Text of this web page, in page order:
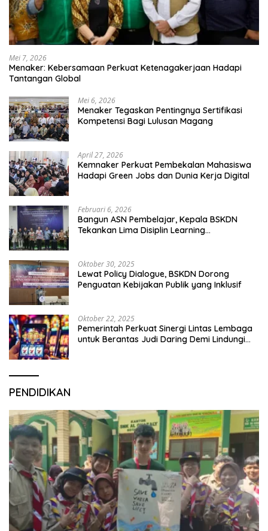
Mei 7, 2026
Menaker: Kebersamaan Perkuat Ketenagakerjaan Hadapi
Tantangan Global
Mei 6, 2026
Menaker Tegaskan Pentingnya Sertifikasi
Kompetensi Bagi Lulusan Magang
April 27, 2026
Kemnaker Perkuat Pembekalan Mahasiswa
Hadapi Green Jobs dan Dunia Kerja Digital
Februari 6, 2026
Bangun ASN Pembelajar, Kepala BSKDN
Tekankan Lima Disiplin Learning
Oktober 30, 2025
Lewat Policy Dialogue, BSKDN Dorong
Penguatan Kebijakan Publik yang Inklusif
Oktober 22, 2025
Pemerintah Perkuat Sinergi Lintas Lembaga
untuk Berantas Judi Daring Demi Lindungi
PENDIDIKAN